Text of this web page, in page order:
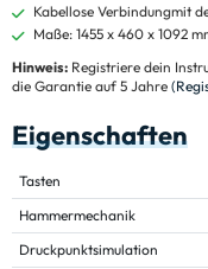
Kabellose Verbindungmit
Maße: 1455 x 460 x 1092
Hinweis: Registriere dein
die Garantie auf 5 Jahre
Eigenschaften
Tasten
Hammermechanik
Druckpunktsimulation